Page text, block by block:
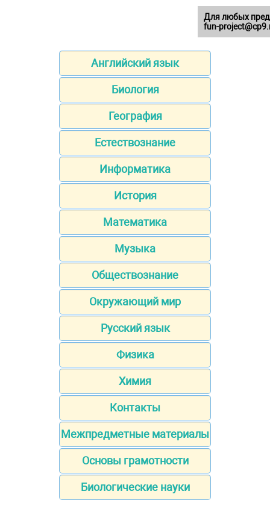
Английский язык
Биология
География
Естествознание
Информатика
История
Математика
Музыка
Обществознание
Окружающий мир
Русский язык
Физика
Химия
Контакты
Межпредметные материалы
Основы грамотности
Биологические науки
Для любых
fun-